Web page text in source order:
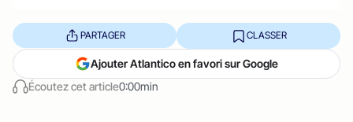
Écoutez cet article0:00min
PARTAGER CLASSER
Ajouter Atlantico en favori sur Google